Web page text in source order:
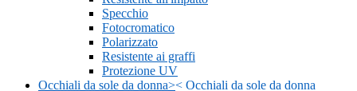
Specchio
Fotocromatico
Polarizzato
Resistente ai graffi
Protezione UV
Occhiali da sole da donna>< Occhiali da sole da donna